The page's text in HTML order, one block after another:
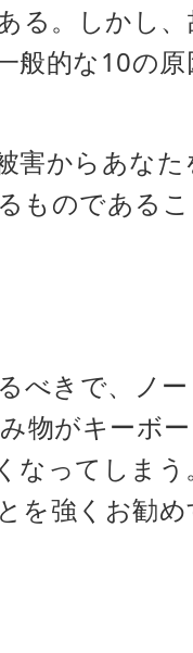
る。しかし、
般的な10の原
害からあなた
ものであるこ
べきで、ノー
物がキーボ
ってしまう
を強くお勧め